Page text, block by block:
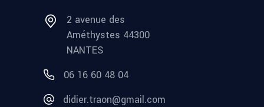
2 avenue des
Améthystes 44300
NANTES
06 16 60 48 04
didier.traon@gmail.com